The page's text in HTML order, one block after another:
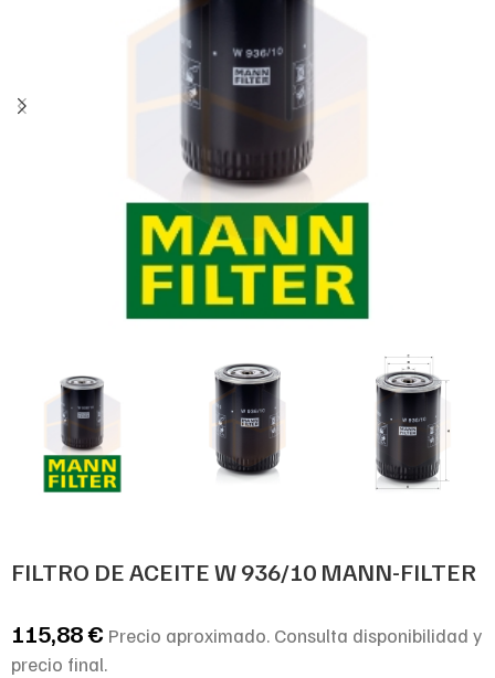
FILTRO DE ACEITE W 936/10 MANN-FILTER
115,88€ Precio aproximado. Consulta disponibilidad y
precio final.